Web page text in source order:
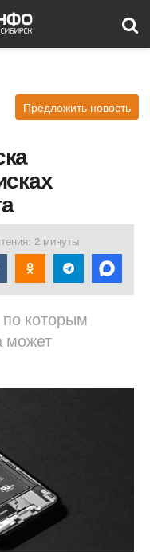
Предложить новость
2 минуты
которым
может